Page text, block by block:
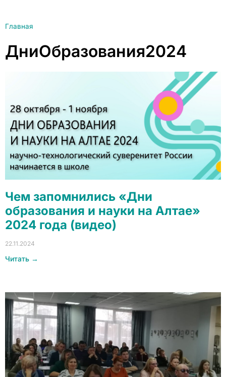
Главная
ДниОбразования2024
Чем запомнились «Дни
образования и науки на Алтае»
2024 года (видео)
22.11.2024
Читать →